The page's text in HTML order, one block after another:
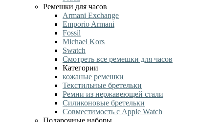
Ремешки для часов
Armani Exchange
Emporio Armani
Fossil
Michael Kors
Swatch
Смотреть все ремешки для часов
Категории
кожаные ремешки
Текстильные бретельки
Ремни из нержавеющей стали
Силиконовые бретельки
Совместимость с Apple Watch
Подарочные наборы